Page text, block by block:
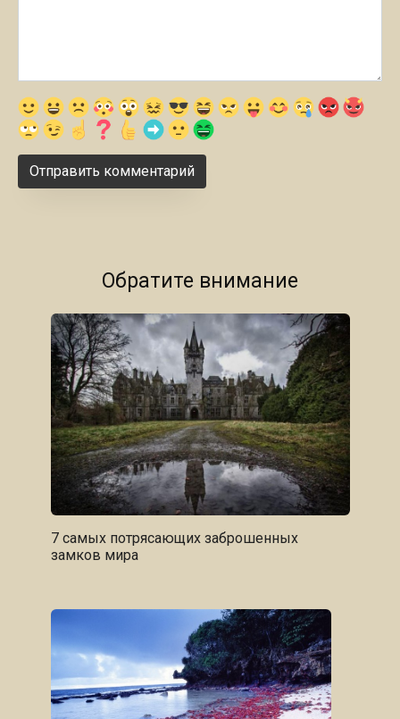
Обратите внимание
7 самых потрясающих заброшенных
замков мира